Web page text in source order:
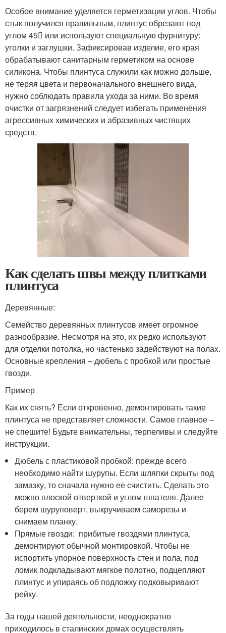
Особое внимание уделяется герметизации углов. Чтобы
стык получился правильным, плинтус обрезают под
углом 45 или используют специальную фурнитуру:
уголки и заглушки. Зафиксировав изделие, его края
обрабатывают санитарным герметиком на основе
силикона. Чтобы плинтуса служили как можно дольше,
не теряя цвета и первоначального внешнего вида,
нужно соблюдать правила ухода за ними. Во время
очистки от загрязнений следует избегать применения
агрессивных химических и абразивных чистящих
средств.
Как сделать швы между плитками
плинтуса
Деревянные:
Семейство деревянных плинтусов имеет огромное
разнообразие. Несмотря на это, их редко используют
для отделки потолка, но частенько задействуют на полах.
Основные крепления – дюбель с пробкой или простые
гвозди.
Пример
Как их снять? Если откровенно, демонтировать такие
плинтуса не представляет сложности. Самое главное –
не спешите! Будьте внимательны, терпеливы и следуйте
инструкции.
Дюбель с пластиковой пробкой: прежде всего
необходимо найти шурупы. Если шляпки скрыты под
замазку, то сначала нужно ее счистить. Сделать это
можно плоской отверткой и углом шпателя. Далее
берем шуруповерт, выкручиваем саморезы и
снимаем планку.
Прямые гвозди: прибитые гвоздями плинтуса,
демонтируют обычной монтировкой. Чтобы не
испортить упорное поверхность стен и пола, под
ломик подкладывают мягкое полотно, подцепляют
плинтус и упираясь об подложку подковыривают
рейку.
За годы нашей деятельности, неоднократно
приходилось в сталинских домах осуществлять